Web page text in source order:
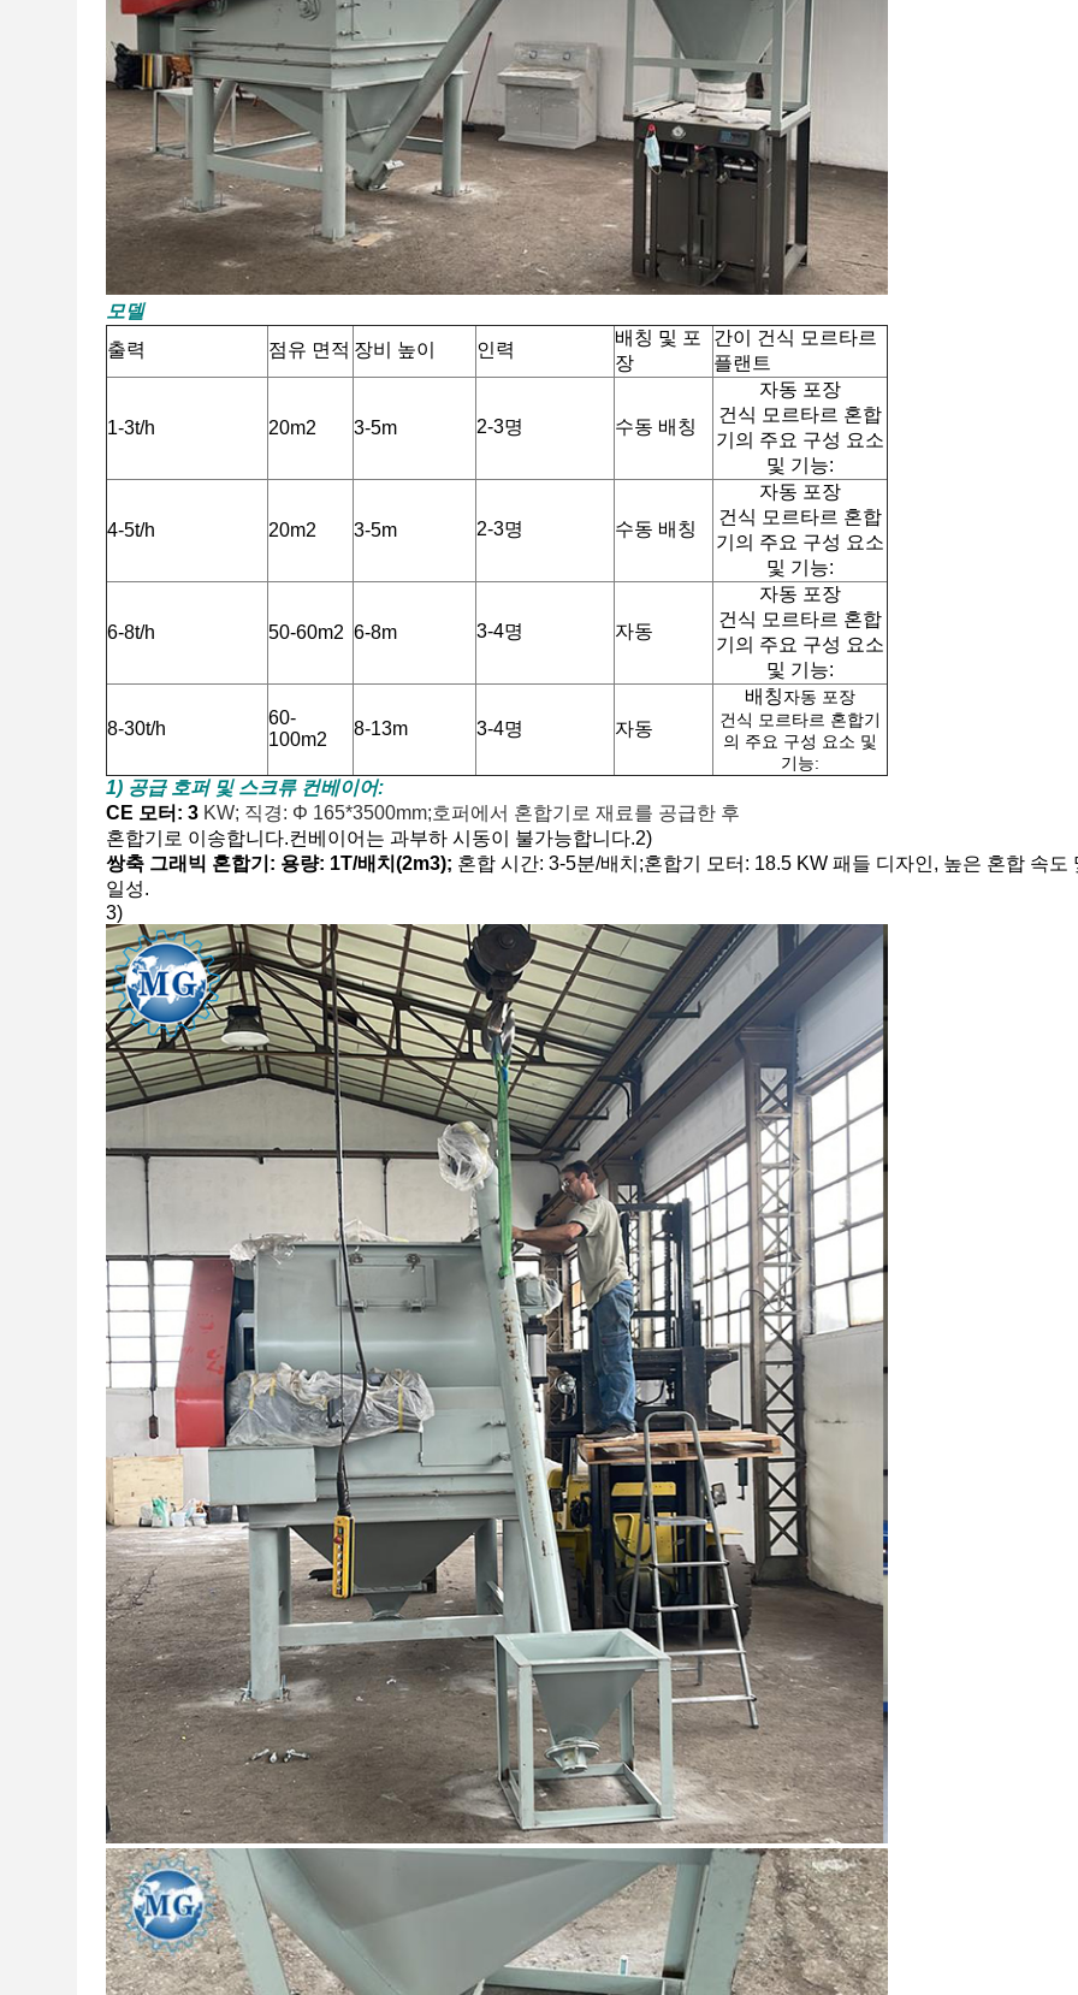
모델
출력
점유 면적 장비 높이 인력
배칭 및 포
장
간이 건식 모르타르
플랜트
1-3t/h 20m2 3-5m 2-3명 수동 배칭
자동 포장
건식 모르타르 혼합
기의 주요 구성 요소
및 기능:
4-5t/h 20m2 3-5m 2-3명 수동 배칭
자동 포장
건식 모르타르 혼합
기의 주요 구성 요소
및 기능:
6-8t/h 50-60m2 6-8m 3-4명 자동
자동 포장
건식 모르타르 혼합
기의 주요 구성 요소
및 기능:
8-30t/h
60-
100m2
8-13m 3-4명 자동
배칭자동 포장
건식 모르타르 혼합기
의 주요 구성 요소 및
기능:
1) 공급 호퍼 및 스크류 컨베이어:
CE 모터: 3 KW; 직경: Φ 165*3500mm;호퍼에서 혼합기로 재료를 공급한 후
혼합기로 이송합니다.컨베이어는 과부하 시동이 불가능합니다.2)
쌍축 그래빅 혼합기: 용량: 1T/배치(2m3); 혼합 시간: 3-5분/배치;혼합기 모터: 18.5 KW 패들 디자인, 높은 혼합 속도
일성.
3)